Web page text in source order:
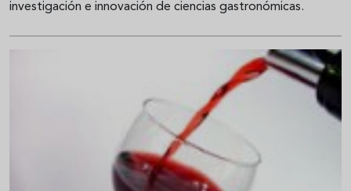
investigación e innovación de ciencias gastronómicas.